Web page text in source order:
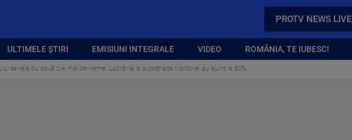
PROTV NEWS LIVE
ULTIMELE ȘTIRI EMISIUNI INTEGRALE VIDEO ROMÂNIA, TE IUBESC!
se reia cu două zile mai devreme. Lucrările la autostrada Moldovei au ajuns la 80%